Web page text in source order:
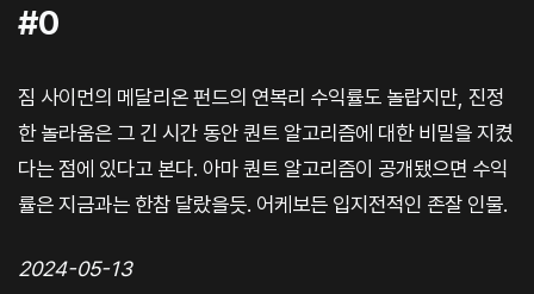
#0
짐 사이먼의 메달리온 펀드의 연복리 수익률도 놀랍지만, 진정
한 놀라움은 그 긴 시간 동안 퀀트 알고리즘에 대한 비밀을 지켰
다는 점에 있다고 본다. 아마 퀀트 알고리즘이 공개됐으면 수익
률은 지금과는 한참 달랐을듯. 어케보든 입지전적인 존잘 인물.
2024-05-13